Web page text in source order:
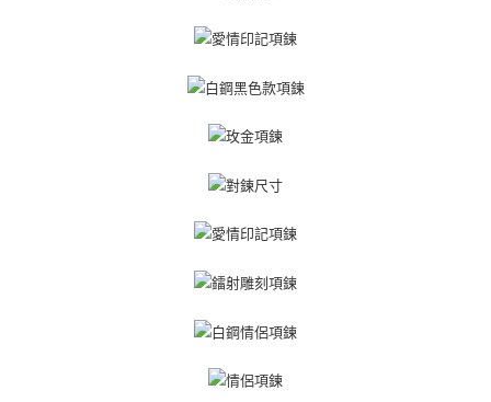
夠在期限內收到商品(例如:預購商品或預計到貨時間較長者)。因此無論收到
商品與否，仍需要請您在AFTEE規定的時間內完成繳費。
「AFTEE先享後付」(下稱本服務)乃由恩沛科技股份有限公司(下稱 AFTEE )
所提供，並由 AFTEE 向您收取款項。因使用本服務所須提供之個人資料(包
AFTEE 於本服務必要服務範圍內運用。關於 AFTEE 對於個人資料之蒐集、
https://aftee.tw/privacypolicy/）。
未成年的使用者，請事先徵得法定代理人或監護人之同意方可使用
黑貓宅急便-(離島請自行填寫住址)
機車快遞(限大台北地區運費到付) 下單後請聯絡LINE官方帳號 @gi